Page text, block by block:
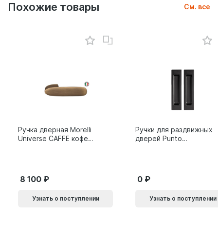
Похожие товары См. все
Ручка дверная Morelli
Universe CAFFE кофе
8 100
Узнать о поступлении
Ручки для раздвижных
дверей Punto
0
Узнать о поступлении